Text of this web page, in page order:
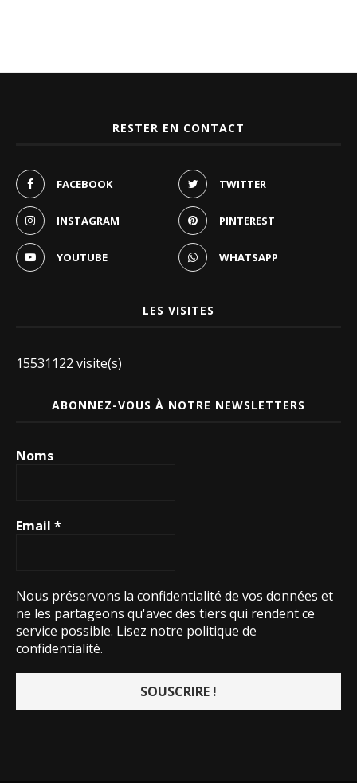
RESTER EN CONTACT
FACEBOOK TWITTER
INSTAGRAM PINTEREST
YOUTUBE WHATSAPP
LES VISITES
15531122 visite(s)
ABONNEZ-VOUS À NOTRE NEWSLETTERS
Noms
Email *
Nous préservons la confidentialité de vos données et
ne les partageons qu'avec des tiers qui rendent ce
service possible. Lisez notre politique de
confidentialité.